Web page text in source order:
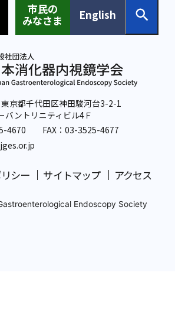
市民の
みなさま
English
京都千代田区神田駿河台3-2-1
バントリニティビル4Ｆ
4670 FAX：03-3525-4677
シー サイトマップ アクセス
Endoscopy Society